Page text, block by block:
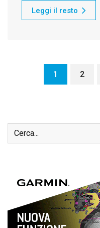
Leggi il resto
1 2